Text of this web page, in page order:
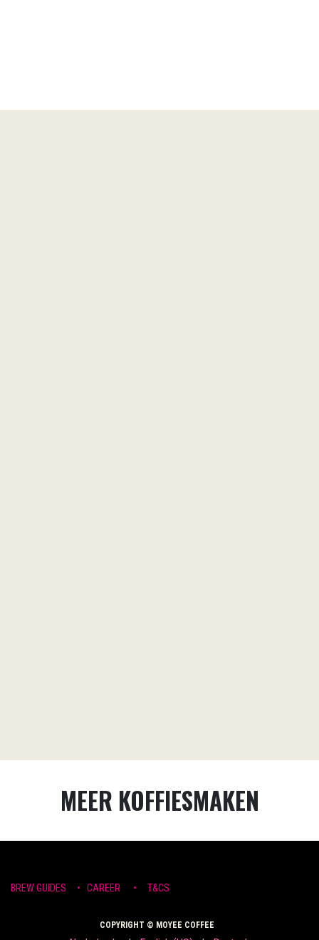
MEER KOFFIESMAKEN
BREW GUIDES • CAREER • T&CS
COPYRIGHT © MOYEE COFFEE